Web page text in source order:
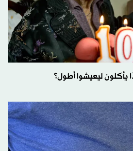
يأكلون ليعيشوا أطول؟